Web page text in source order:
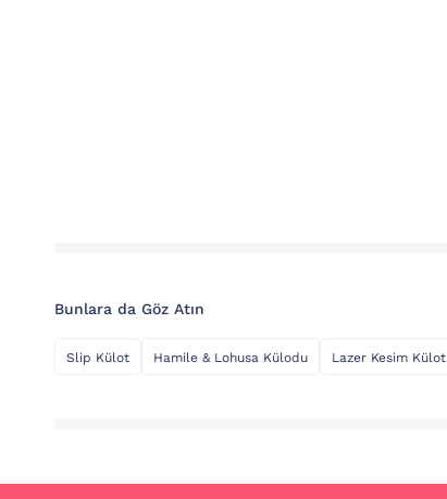
Bunlara da Göz Atın
Slip Külot Hamile & Lohusa Külodu Lazer Kesim Külot